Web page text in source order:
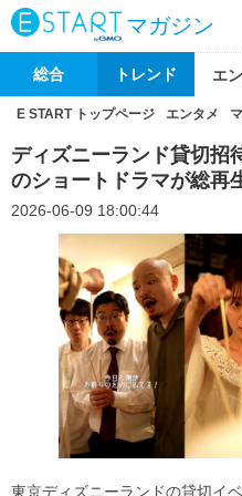
マガジン
総合 トレンド エ
E START トップページ エンタメ
ディズニーランド貸切招
のショートドラマが総再
2026-06-09 18:00:44
東京ディズニーランドの貸切イ